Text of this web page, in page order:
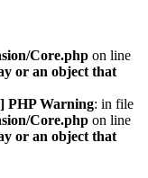
Core.php on line
or an object that
PHP Warning: in file
Core.php on line
or an object that